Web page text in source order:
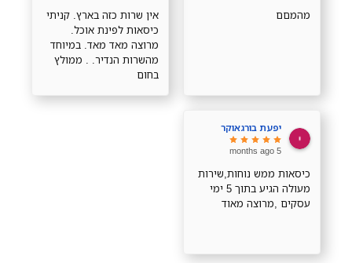
ויפים!!! תודה רבה
מהמםם
אין שרות כזה בארץ. קניתי
כיסאות לפינת אוכל.
מרוצה מאד מאד. במיוחד
מהשרות הנדיר. . ממולץ
בחום
יפעת בורגאוקר
5 months ago
כיסאות ממש נוחות,שירות
מעולה הגיע בתוך 5 ימי
עסקים ,מרוצה מאוד